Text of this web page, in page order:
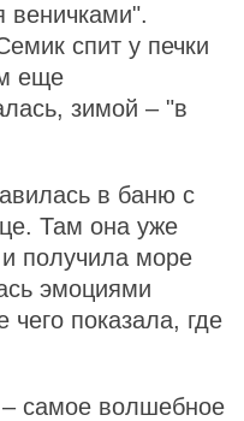
веничками".
спит у печки
еще
зимой – "в
в баню с
Там она уже
получила море
эмоциями
показала, где
самое волшебное